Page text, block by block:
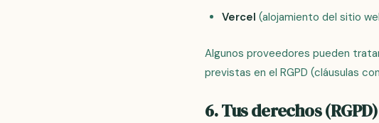
Vercel (alojamiento del sitio
Algunos proveedores pueden
previstas en el RGPD (cláusulas
6. Tus derechos (RGPD)